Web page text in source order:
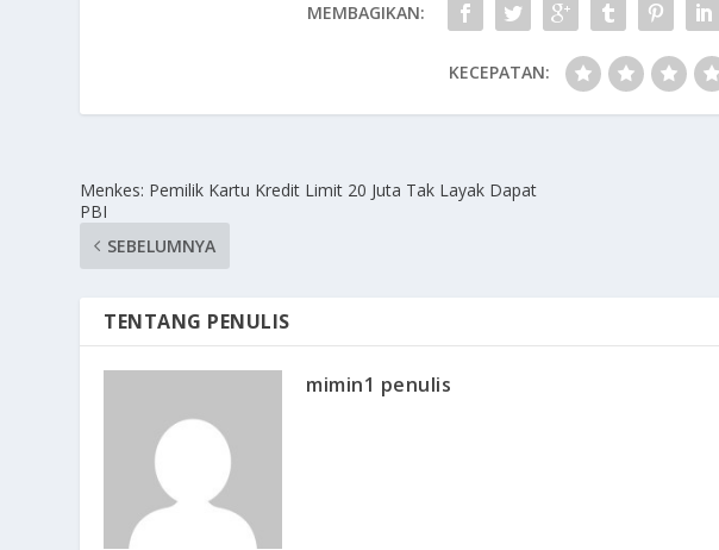
MEMBAGIKAN:
KECEPATAN:
Menkes: Pemilik Kartu Kredit Limit 20 Juta Tak Layak Dapat
PBI
SEBELUMNYA
TENTANG PENULIS
mimin1 penulis